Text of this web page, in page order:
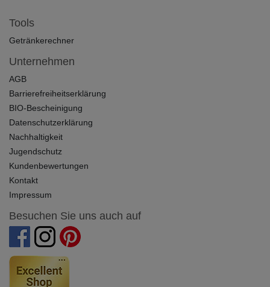
Tools
Getränkerechner
Unternehmen
AGB
Barrierefreiheitserklärung
BIO-Bescheinigung
Datenschutzerklärung
Nachhaltigkeit
Jugendschutz
Kundenbewertungen
Kontakt
Impressum
Besuchen Sie uns auch auf